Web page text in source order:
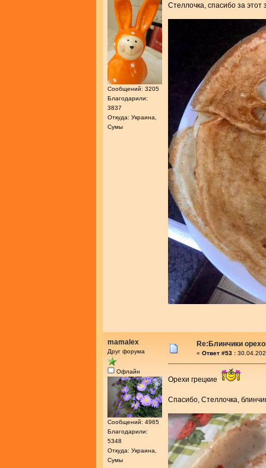
Сообщений: 3205
Благодарили:
3837
Откуда: Украина,
Сумы
Стеллочка, спасибо за
mamalex
Друг форума
Офлайн
Сообщений: 4965
Благодарили:
5348
Откуда: Украина,
Сумы
Re:Блинчики
« Ответ #53 :
Орехи грецкие
Спасибо, Стеллочка,